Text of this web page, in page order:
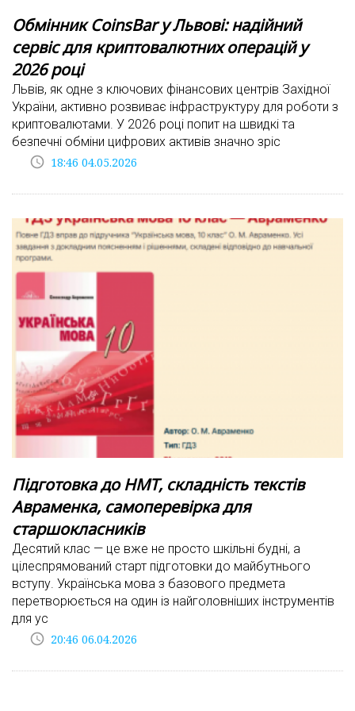
Обмінник CoinsBar у Львові: надійний
сервіс для криптовалютних операцій у
2026 році
Львів, як одне з ключових фінансових центрів Західної
України, активно розвиває інфраструктуру для роботи з
криптовалютами. У 2026 році попит на швидкі та
безпечні обміни цифрових активів значно зріс
access_time 18:46 04.05.2026
Підготовка до НМТ, складність текстів
Авраменка, самоперевірка для
старшокласників
Десятий клас — це вже не просто шкільні будні, а
цілеспрямований старт підготовки до майбутнього
вступу. Українська мова з базового предмета
перетворюється на один із найголовніших інструментів
для ус
access_time 20:46 06.04.2026